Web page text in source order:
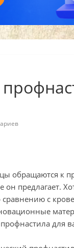
обращаются к
он предлагает.
сравнению с
профнастила для